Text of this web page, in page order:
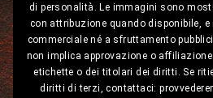
di personalità. Le immagini sono
con attribuzione quando disponibile,
commerciale né a sfruttamento
non implica approvazione o
etichette o dei titolari dei diritti. Se
diritti di terzi, contattaci: